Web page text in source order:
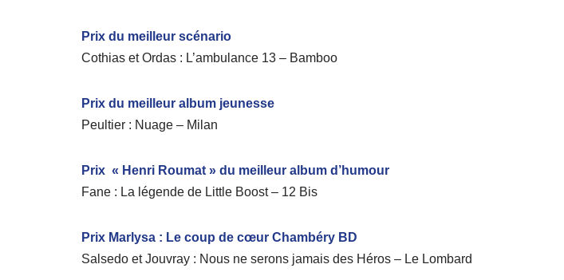
Prix du meilleur scénario
Cothias et Ordas : L’ambulance 13 – Bamboo
Prix du meilleur album jeunesse
Peultier : Nuage – Milan
Prix « Henri Roumat » du meilleur album d’humour
Fane : La légende de Little Boost – 12 Bis
Prix Marlysa : Le coup de cœur Chambéry BD
Salsedo et Jouvray : Nous ne serons jamais des Héros – Le Lombard